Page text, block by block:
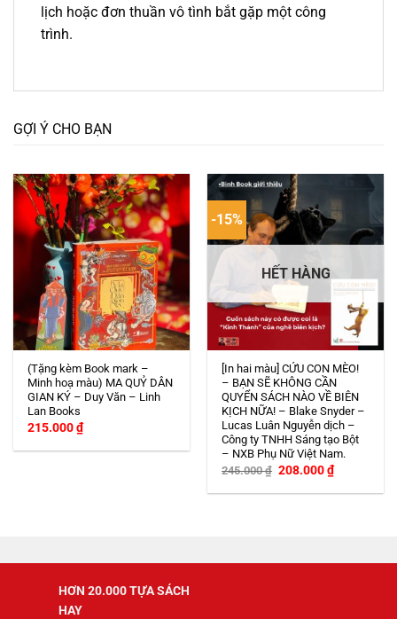
lịch hoặc đơn thuần vô tình bắt gặp một công
trình.
GỢI Ý CHO BẠN
(Tặng kèm Book mark –
Minh hoạ màu) MA QUỶ DÂN
GIAN KÝ – Duy Văn – Linh
Lan Books
215.000₫
-15%
HẾT HÀNG
[In hai màu] CỨU CON MÈO!
– BẠN SẼ KHÔNG CẦN
QUYỂN SÁCH NÀO VỀ BIÊN
KỊCH NỮA! – Blake Snyder –
Lucas Luân Nguyễn dịch –
Công ty TNHH Sáng tạo Bột
– NXB Phụ Nữ Việt Nam.
245.000₫ Giá
là:
208.000₫Giá
hiện
tại
HƠN 20.000 TỰA SÁCH
HAY